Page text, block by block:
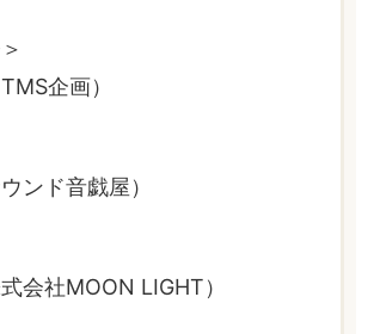
企画）
ンド音戯屋）
会社MOON LIGHT）